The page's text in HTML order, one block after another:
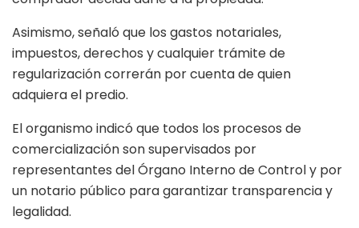
Asimismo, señaló que los gastos notariales,
impuestos, derechos y cualquier trámite de
regularización correrán por cuenta de quien
adquiera el predio.
El organismo indicó que todos los procesos de
comercialización son supervisados por
representantes del Órgano Interno de Control y por
un notario público para garantizar transparencia y
legalidad.